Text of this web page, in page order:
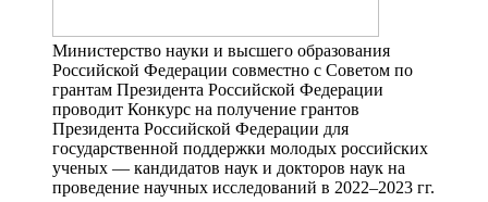
Министерство науки и высшего образования
Российской Федерации совместно с Советом по
грантам Президента Российской Федерации
проводит Конкурс на получение грантов
Президента Российской Федерации для
государственной поддержки молодых российских
ученых — кандидатов наук и докторов наук на
проведение научных исследований в 2022–2023 гг.